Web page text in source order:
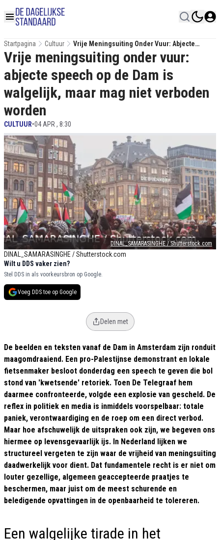
Startpagina Cultuur
Vrije Meningsuiting Onder Vuur: Abjecte
Speech Op De Dam Is Walgelijk, Maar Mag Niet
Verboden Worden
DINAL_SAMARASINGHE / Shutterstock.com
DINAL_SAMARASINGHE / Shutterstock.com
Vrije meningsuiting onder vuur:
abjecte speech op de Dam is
walgelijk, maar mag niet verboden
worden
CULTUUR•04 APR , 8:30
Wilt u DDS vaker zien?
Stel DDS in als voorkeursbron op Google.
Voeg DDS toe op Google
Delen met
De beelden en teksten vanaf de Dam in Amsterdam zijn ronduit
maagomdraaiend. Een pro-Palestijnse demonstrant en lokale
fietsenmaker besloot donderdag een speech te geven die bol
stond van 'kwetsende' retoriek. Toen De Telegraaf hem
daarmee confronteerde, volgde een explosie van gescheld. De
reflex in politiek en media is inmiddels voorspelbaar: totale
paniek, verontwaardiging en de roep om een direct verbod.
Maar hoe afschuwelijk de uitspraken ook zijn, we begeven ons
hiermee op levensgevaarlijk ijs. In Nederland lijken we
structureel vergeten te zijn waar de vrijheid van meningsuiting
daadwerkelijk voor dient. Dat fundamentele recht is er niet om
louter gezellige, algemeen geaccepteerde praatjes te
beschermen, maar juist om de meest schurende en
beledigende opvattingen in de openbaarheid te tolereren.
Een walgelijke tirade in het